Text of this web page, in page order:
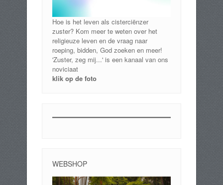
Hoe is het leven als cisterciënzer
zuster? Kom meer te weten over het
religieuze leven en de vraag naar
roeping, bidden, God zoeken en meer!
'Zuster, zeg mij...' is een kanaal van ons
noviciaat
klik op de foto
WEBSHOP